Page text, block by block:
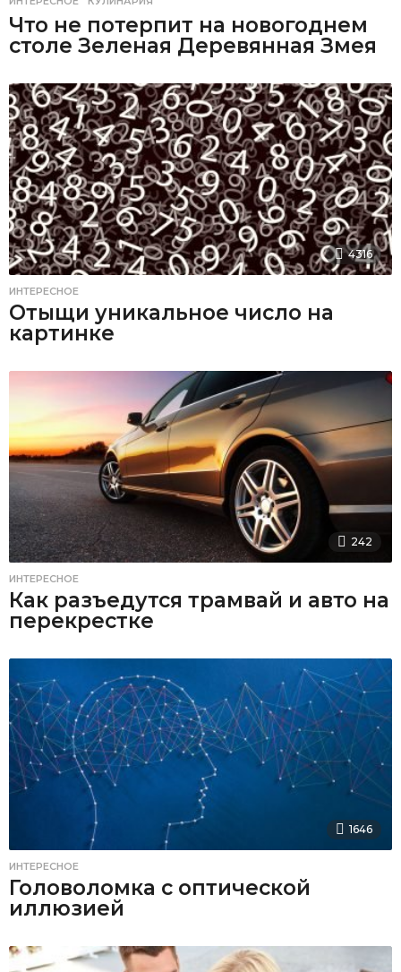
Что не потерпит на новогоднем
столе Зеленая Деревянная Змея
4316
ИНТЕРЕСНОЕ
Отыщи уникальное число на
картинке
242
ИНТЕРЕСНОЕ
Как разъедутся трамвай и авто на
перекрестке
1646
ИНТЕРЕСНОЕ
Головоломка с оптической
иллюзией